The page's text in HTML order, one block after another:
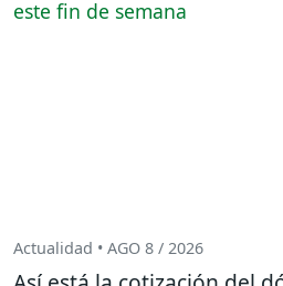
Actualidad • AGO 8 / 2026